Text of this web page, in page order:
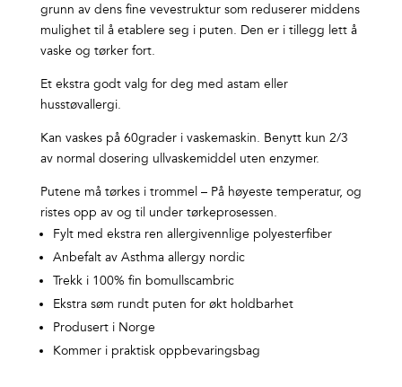
grunn av dens fine vevestruktur som reduserer middens
mulighet til å etablere seg i puten. Den er i tillegg lett å
vaske og tørker fort.
Et ekstra godt valg for deg med astam eller
husstøvallergi.
Kan vaskes på 60grader i vaskemaskin. Benytt kun 2/3
av normal dosering ullvaskemiddel uten enzymer.
Putene må tørkes i trommel – På høyeste temperatur, og
ristes opp av og til under tørkeprosessen.
Fylt med ekstra ren allergivennlige polyesterfiber
Anbefalt av Asthma allergy nordic
Trekk i 100% fin bomullscambric
Ekstra søm rundt puten for økt holdbarhet
Produsert i Norge
Kommer i praktisk oppbevaringsbag